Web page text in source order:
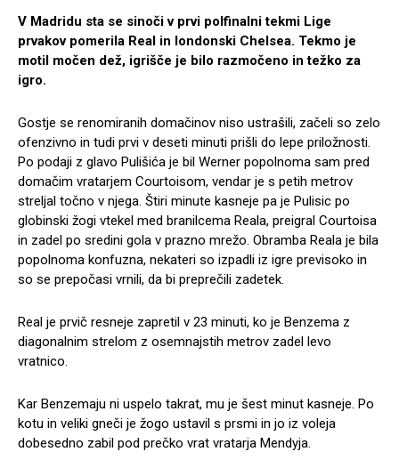
V Madridu sta se sinoči v prvi polfinalni tekmi Lige
prvakov pomerila Real in londonski Chelsea. Tekmo je
motil močen dež, igrišče je bilo razmočeno in težko za
igro.
Gostje se renomiranih domačinov niso ustrašili, začeli so zelo
ofenzivno in tudi prvi v deseti minuti prišli do lepe priložnosti.
Po podaji z glavo Pulišića je bil Werner popolnoma sam pred
domačim vratarjem Courtoisom, vendar je s petih metrov
streljal točno v njega. Štiri minute kasneje pa je Pulisic po
globinski žogi vtekel med branilcema Reala, preigral Courtoisa
in zadel po sredini gola v prazno mrežo. Obramba Reala je bila
popolnoma konfuzna, nekateri so izpadli iz igre previsoko in
so se prepočasi vrnili, da bi preprečili zadetek.
Real je prvič resneje zapretil v 23 minuti, ko je Benzema z
diagonalnim strelom z osemnajstih metrov zadel levo
vratnico.
Kar Benzemaju ni uspelo takrat, mu je šest minut kasneje. Po
kotu in veliki gneči je žogo ustavil s prsmi in jo iz voleja
dobesedno zabil pod prečko vrat vratarja Mendyja.